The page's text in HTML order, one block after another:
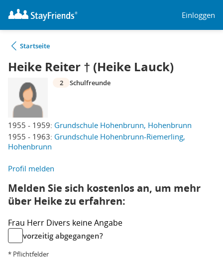
Einloggen
Startseite
Heike Reiter † (Heike Lauck)
1955 - 1959: Grundschule Hohenbrunn, Hohenbrunn
1955 - 1963: Grundschule Hohenbrunn-Riemerling,
Hohenbrunn
2 Schulfreunde
Profil melden
Melden Sie sich kostenlos an, um mehr
über Heike zu erfahren:
Frau Herr Divers keine Angabe
vorzeitig abgegangen?
* Pflichtfelder